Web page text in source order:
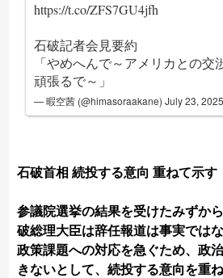
https://t.co/ZFS7GU4jfh
石破記者会見要約
「やめへんで～アメリカとの交
頑張るで～」
— 暇空茜 (@himasoraakane)July 23, 2025
石破首相 続投する意向 重ねて示す
参議院選挙の結果を受けたみずか
破総理大臣は辞任報道は事実では
政策課題への対応を急ぐため、政
きないとして、続投する意向を重